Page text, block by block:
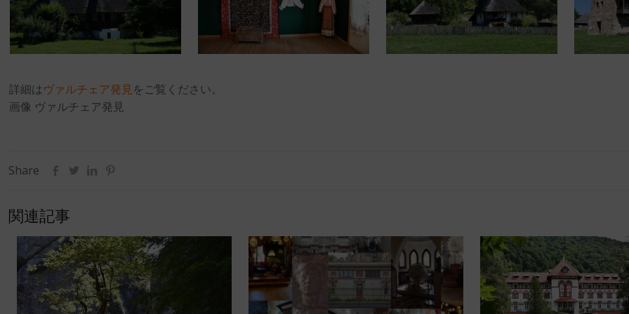
詳細はヴァルチェア発見をご覧ください。
画像 ヴァルチェア発見
Share
関連記事